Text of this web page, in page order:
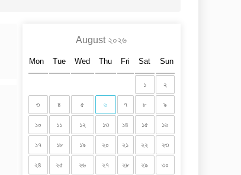
August ২০২৬
Mon Tue Wed Thu Fri Sat Sun
১ ২
৩ ৪ ৫ ৬ ৭ ৮ ৯
১০ ১১ ১২ ১৩ ১৪ ১৫ ১৬
১৭ ১৮ ১৯ ২০ ২১ ২২ ২৩
২৪ ২৫ ২৬ ২৭ ২৮ ২৯ ৩০